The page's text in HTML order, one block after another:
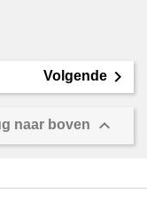
Volgende 
naar boven 